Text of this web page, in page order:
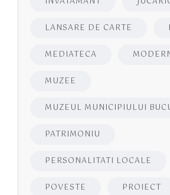
LANSARE DE CARTE
MEDIATECA
MUZEE
MUZEUL MUNICIPIULUI
PATRIMONIU
PERSONALITATI LOCALE
POVESTE PROIECT